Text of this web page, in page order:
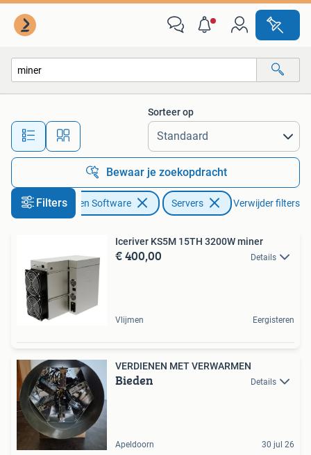
Alle afstanden…
Sorteer op
Bewaar je zoekopdracht
Filters
Computers en Software Servers Verwijder filters
Iceriver KS5M 15TH 3200W miner
€ 400,00 Details
Vlijmen Eergisteren
VERDIENEN MET VERWARMEN
Bieden Details
Apeldoorn 30 jul 26